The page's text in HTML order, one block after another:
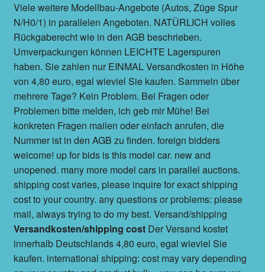
Viele weitere Modellbau-Angebote (Autos, Züge Spur
N/H0/1) in parallelen Angeboten. NATÜRLICH volles
Rückgaberecht wie in den AGB beschrieben.
Umverpackungen können LEICHTE Lagerspuren
haben. Sie zahlen nur EINMAL Versandkosten in Höhe
von 4,80 euro, egal wieviel Sie kaufen. Sammeln über
mehrere Tage? Kein Problem. Bei Fragen oder
Problemen bitte melden, ich geb mir Mühe! Bei
konkreten Fragen mailen oder einfach anrufen, die
Nummer ist in den AGB zu finden. foreign bidders
welcome! up for bids is this model car. new and
unopened. many more model cars in parallel auctions.
shipping cost varies, please inquire for exact shipping
cost to your country. any questions or problems: please
mail, always trying to do my best. Versand/shipping
Versandkosten/shipping costDer Versand kostet
innerhalb Deutschlands 4,80 euro, egal wieviel Sie
kaufen. international shipping: cost may vary depending